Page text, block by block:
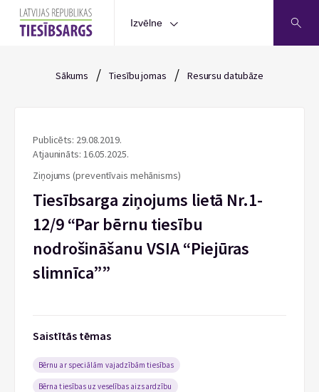
Izvēlne
Sākums / Tiesību jomas / Resursu datubāze
Publicēts: 29.08.2019.
Atjaunināts: 16.05.2025.
Ziņojums (preventīvais mehānisms)
Tiesībsarga ziņojums lietā Nr.1-
12/9 “Par bērnu tiesību
nodrošināšanu VSIA “Piejūras
slimnīca””
Saistītās tēmas
Bērnu ar speciālām vajadzībām tiesības
Bērna tiesības uz veselības aizsardzību